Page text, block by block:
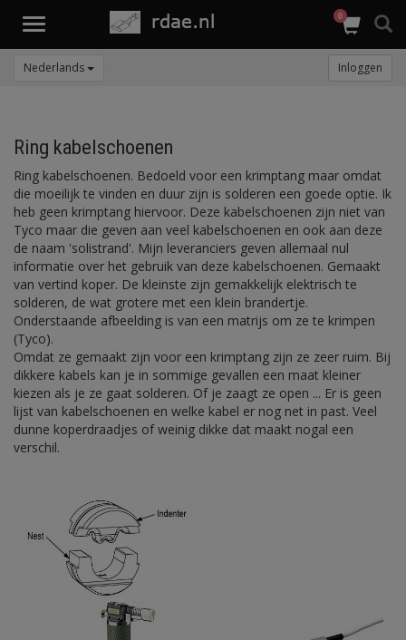
Toggle
0
Nederlands Inloggen
Ring kabelschoenen
Ring kabelschoenen. Bedoeld voor een krimptang maar omdat
die moeilijk te vinden en duur zijn is solderen een goede optie. Ik
heb geen krimptang hiervoor. Deze kabelschoenen zijn niet van
Tyco maar die geven aan veel kabelschoenen en ook aan deze
de naam 'solistrand'. Mijn leveranciers geven allemaal nul
informatie over het gebruik van deze kabelschoenen. Gemaakt
van vertind koper. De kleinste zijn gemakkelijk elektrisch te
solderen, de wat grotere met een klein brandertje.
Onderstaande afbeelding is van een matrijs om ze te krimpen
(Tyco).
Omdat ze gemaakt zijn voor een krimptang zijn ze zeer ruim. Bij
dikkere kabels kan je in sommige gevallen een maat kleiner
kiezen als je ze gaat solderen. Of je zaagt ze open ... Er is geen
lijst van kabelschoenen en welke kabel er nog net in past. Veel
dunne koperdraadjes of weinig dikke dat maakt nogal een
verschil.